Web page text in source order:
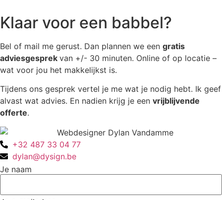
Klaar voor een babbel?
Bel of mail me gerust. Dan plannen we een gratis
adviesgesprek van +/- 30 minuten. Online of op locatie –
wat voor jou het makkelijkst is.
Tijdens ons gesprek vertel je me wat je nodig hebt. Ik geef
alvast wat advies. En nadien krijg je een vrijblijvende
offerte.
+32 487 33 04 77
dylan@dysign.be
Je naam